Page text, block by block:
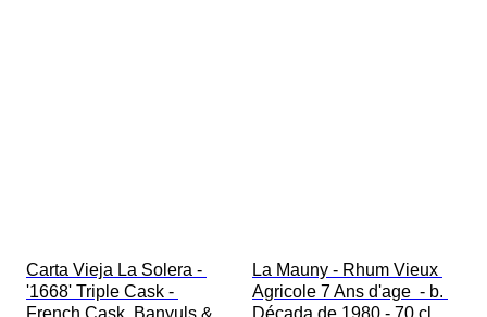
Carta Vieja La Solera -
'1668' Triple Cask -
La Mauny - Rhum Vieux
Agricole 7 Ans d'age  - b.